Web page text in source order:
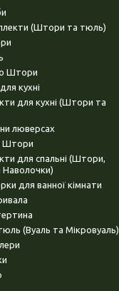
(Штори та тюль)
Штори
кухні
для кухні (Штори та
люверсах
Штори
для спальні (Штори,
для ванної кімнати
(Вуаль та Мікровуаль)